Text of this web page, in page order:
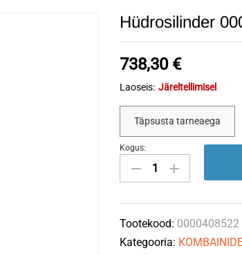
Hüdrosilinder
738,30 €
Laoseis: Järeltellimisel
Täpsusta tarneaega
Hüdrosilinder
0000408522
quantity
Kogus:
Tootekood: 0000408522
Kategooria: